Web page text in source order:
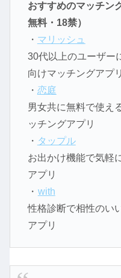
おすすめのマッチン
無料・18禁）
・ マリッシュ
30代以上のユーザー
向けマッチングアプリ
・ 恋庭
男女共に無料で使え
ッチングアプリ
・ タップル
お出かけ機能で気軽
アプリ
・ with
性格診断で相性のい
アプリ